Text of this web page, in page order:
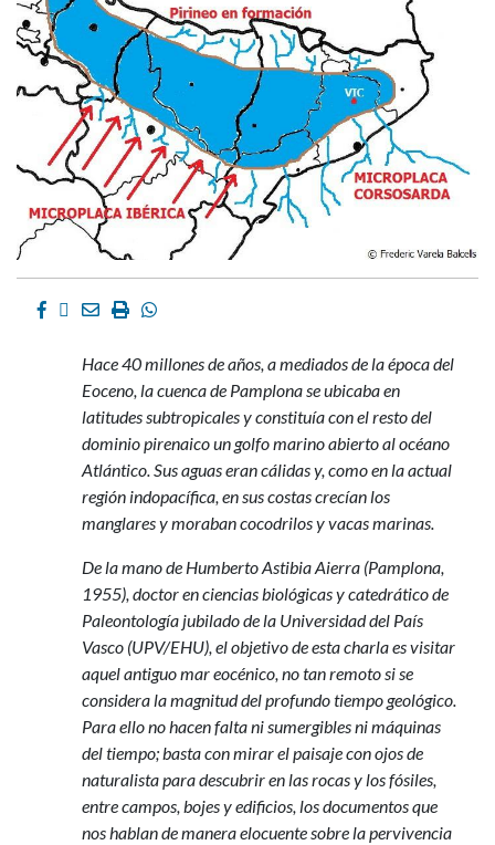
Facebook
Twitter
EmailImprimirWhatsapp
Hace 40 millones de años, a mediados de la época del
Eoceno, la cuenca de Pamplona se ubicaba en
latitudes subtropicales y constituía con el resto del
dominio pirenaico un golfo marino abierto al océano
Atlántico. Sus aguas eran cálidas y, como en la actual
región indopacífica, en sus costas crecían los
manglares y moraban cocodrilos y vacas marinas.
De la mano de Humberto Astibia Aierra (Pamplona,
1955), doctor en ciencias biológicas y catedrático de
Paleontología jubilado de la Universidad del País
Vasco (UPV/EHU), el objetivo de esta charla es visitar
aquel antiguo mar eocénico, no tan remoto si se
considera la magnitud del profundo tiempo geológico.
Para ello no hacen falta ni sumergibles ni máquinas
del tiempo; basta con mirar el paisaje con ojos de
naturalista para descubrir en las rocas y los fósiles,
entre campos, bojes y edificios, los documentos que
nos hablan de manera elocuente sobre la pervivencia